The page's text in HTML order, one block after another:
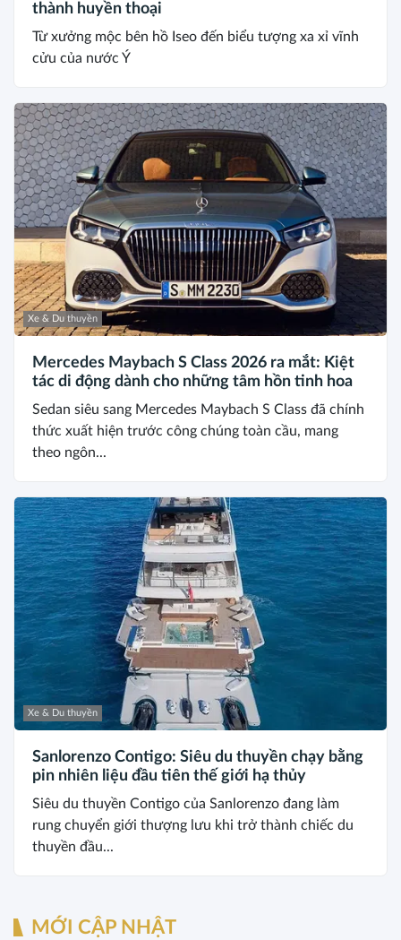
thành huyền thoại
Từ xưởng mộc bên hồ Iseo đến biểu tượng xa xỉ vĩnh
cửu của nước Ý
Xe & Du thuyền
Mercedes Maybach S Class 2026 ra mắt: Kiệt
tác di động dành cho những tâm hồn tinh hoa
Sedan siêu sang Mercedes Maybach S Class đã chính
thức xuất hiện trước công chúng toàn cầu, mang
theo ngôn...
Xe & Du thuyền
Sanlorenzo Contigo: Siêu du thuyền chạy bằng
pin nhiên liệu đầu tiên thế giới hạ thủy
Siêu du thuyền Contigo của Sanlorenzo đang làm
rung chuyển giới thượng lưu khi trở thành chiếc du
thuyền đầu...
MỚI CẬP NHẬT